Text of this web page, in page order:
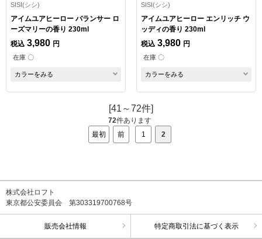
SISI(シシ)
アイムユアヒーロー バランサー ロ
ーズマリーの香り 230ml
税込 3,980 円
在庫 〇
カラーをみる
SISI(シシ)
アイムユアヒーロー エンリッチ ウ
ッディの香り 230ml
税込 3,980 円
在庫 〇
カラーをみる
[41～72件]
72件あります
最初
前 1 2
株式会社ロフト
東京都公安委員会 第303319700768号
販売会社情報 特定商取引法に基づく表示